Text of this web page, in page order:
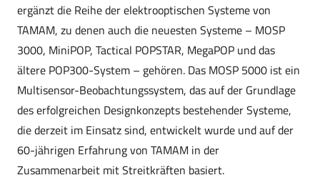
ergänzt die Reihe der elektrooptischen Systeme von
TAMAM, zu denen auch die neuesten Systeme – MOSP
3000, MiniPOP, Tactical POPSTAR, MegaPOP und das
ältere POP300-System – gehören. Das MOSP 5000 ist ein
Multisensor-Beobachtungssystem, das auf der Grundlage
des erfolgreichen Designkonzepts bestehender Systeme,
die derzeit im Einsatz sind, entwickelt wurde und auf der
60-jährigen Erfahrung von TAMAM in der
Zusammenarbeit mit Streitkräften basiert.